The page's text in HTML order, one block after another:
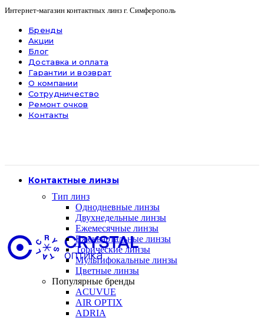
Интернет-магазин контактных линз г. Симферополь
Бренды
Акции
Блог
Доставка и оплата
Гарантии и возврат
О компании
Сотрудничество
Ремонт очков
Контакты
Контактные линзы
Тип линз
Однодневные линзы
Двухнедельные линзы
Ежемесячные линзы
Ежеквартальные линзы
Торические линзы
Мультифокальные линзы
Цветные линзы
Популярные бренды
ACUVUE
AIR OPTIX
ADRIA